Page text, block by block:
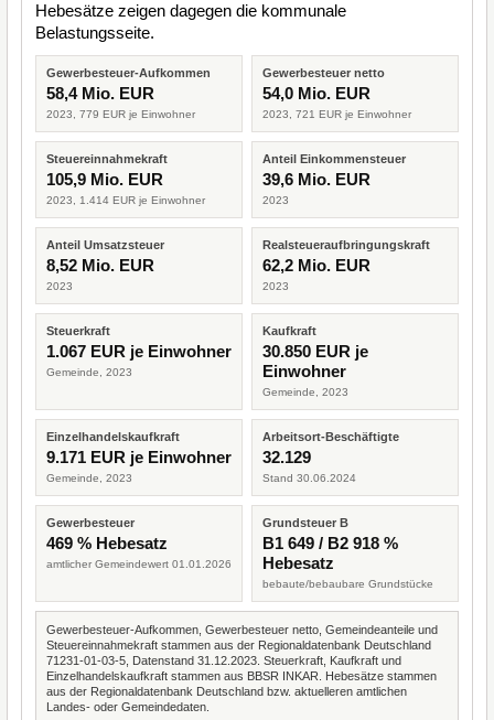
Hebesätze zeigen dagegen die kommunale
Belastungsseite.
Gewerbesteuer-Aufkommen
58,4 Mio. EUR
2023, 779 EUR je Einwohner
Gewerbesteuer netto
54,0 Mio. EUR
2023, 721 EUR je Einwohner
Steuereinnahmekraft
105,9 Mio. EUR
2023, 1.414 EUR je Einwohner
Anteil Einkommensteuer
39,6 Mio. EUR
2023
Anteil Umsatzsteuer
8,52 Mio. EUR
2023
Realsteueraufbringungskraft
62,2 Mio. EUR
2023
Steuerkraft
1.067 EUR je Einwohner
Gemeinde, 2023
Kaufkraft
30.850 EUR je
Einwohner
Gemeinde, 2023
Einzelhandelskaufkraft
9.171 EUR je Einwohner
Gemeinde, 2023
Arbeitsort-Beschäftigte
32.129
Stand 30.06.2024
Gewerbesteuer
469 % Hebesatz
amtlicher Gemeindewert 01.01.2026
Grundsteuer B
B1 649 / B2 918 %
Hebesatz
bebaute/bebaubare Grundstücke
Gewerbesteuer-Aufkommen, Gewerbesteuer netto, Gemeindeanteile und
Steuereinnahmekraft stammen aus der Regionaldatenbank Deutschland
71231-01-03-5, Datenstand 31.12.2023. Steuerkraft, Kaufkraft und
Einzelhandelskaufkraft stammen aus BBSR INKAR. Hebesätze stammen
aus der Regionaldatenbank Deutschland bzw. aktuelleren amtlichen
Landes- oder Gemeindedaten.